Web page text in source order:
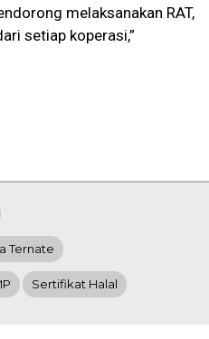
melaksanakan RAT,
setiap koperasi,”
Ternate
Sertifikat Halal